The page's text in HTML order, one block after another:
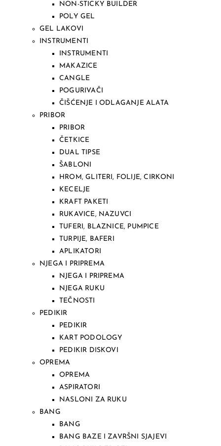
NON-STICKY BUILDER
POLY GEL
GEL LAKOVI
INSTRUMENTI
INSTRUMENTI
MAKAZICE
CANGLE
POGURIVAČI
ČIŠĆENJE I ODLAGANJE ALATA
PRIBOR
PRIBOR
ČETKICE
DUAL TIPSE
ŠABLONI
HROM, GLITERI, FOLIJE, CIRKONI
KECELJE
KRAFT PAKETI
RUKAVICE, NAZUVCI
TUFERI, BLAZNICE, PUMPICE
TURPIJE, BAFERI
APLIKATORI
NJEGA I PRIPREMA
NJEGA I PRIPREMA
NJEGA RUKU
TEČNOSTI
PEDIKIR
PEDIKIR
KART PODOLOGY
PEDIKIR DISKOVI
OPREMA
OPREMA
ASPIRATORI
NASLONI ZA RUKU
BANG
BANG
BANG BAZE I ZAVRŠNI SJAJEVI